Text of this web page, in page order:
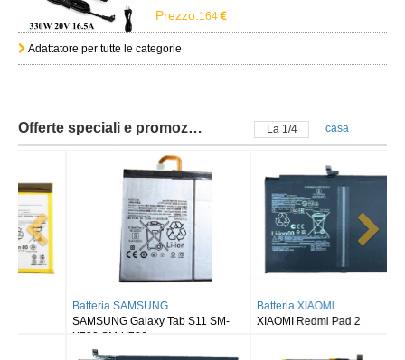
Prezzo:164
Adattatore per tutte le categorie
Offerte speciali e promozioni La 2/4 casa
Batteria SAMSUNG
SAMSUNG Galaxy Tab S11 SM-
X730 SM-X736
Batteria XIAOMI
XIAOMI Redmi Pad 2